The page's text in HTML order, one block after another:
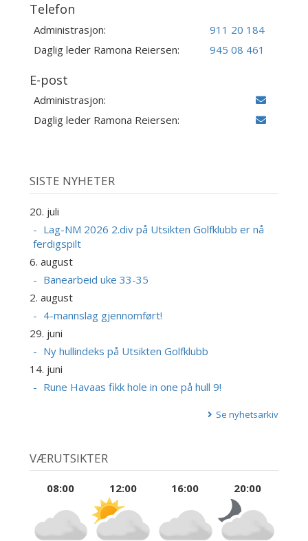
Telefon
Administrasjon:
911 20 184
Daglig leder Ramona Reiersen:
945 08 461
E-post
Administrasjon:
Daglig leder Ramona Reiersen:
SISTE NYHETER
20. juli
Lag-NM 2026 2.div på Utsikten Golfklubb er nå
ferdigspilt
6. august
Banearbeid uke 33-35
2. august
4-mannslag gjennomført!
29. juni
Ny hullindeks på Utsikten Golfklubb
14. juni
Rune Havaas fikk hole in one på hull 9!
Se nyhetsarkiv
VÆRUTSIKTER
08:00 12:00 16:00 20:00